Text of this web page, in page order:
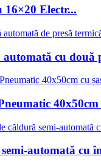
16×20 Electr...
automată cu două
40x50cm
automată cu